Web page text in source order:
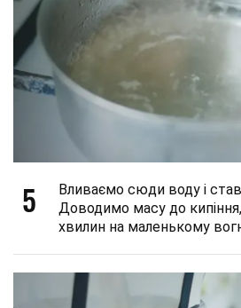
5
Вливаємо сюди воду і
Доводимо масу до
хвилин на маленькому